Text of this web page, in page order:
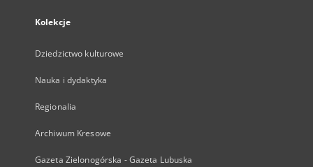
Kolekcje
Dziedzictwo kulturowe
Nauka i dydaktyka
Regionalia
Archiwum Kresowe
Gazeta Zielonogórska - Gazeta Lubuska